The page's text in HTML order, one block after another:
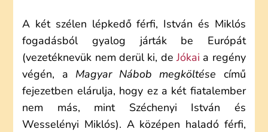
A két szélen lépkedő férfi, István és Miklós
fogadásból gyalog járták be Európát
(vezetéknevük nem derül ki, deJókai a regény
végén, a Magyar Nábob megköltése című
fejezetben elárulja, hogy ez a két fiatalember
nem más, mint Széchenyi István és
Wesselényi Miklós). A középen haladó férfi,